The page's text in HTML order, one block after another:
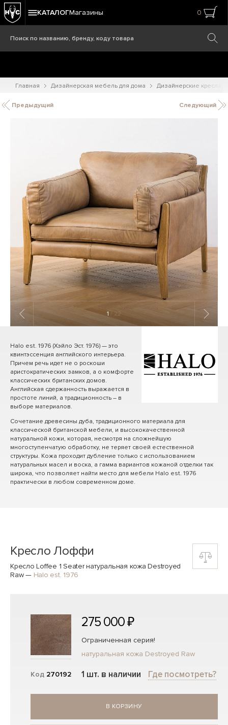
КАТАЛОГМагазины 0
Главная Дизайнерская мебель для дома Дизайнерские кресла
Предыдущий Следующий
1 / 22
Halo est. 1976 (Хэйло Эст. 1976) — это
квинтэссенция английского интерьера.
Причем речь идет не о роскоши
аристократических замков, а о комфорте
классических британских домов.
Английская сдержанность выражается в
простоте линий, а традиционность – в
выборе материалов.
Сочетание древесины дуба, традиционного материала для
классической британской мебели, и высококачественной
натуральной кожи, которая, несмотря на сложнейшую
многоступенчатую обработку, не теряет своей естественной
структуры. Кожа проходит дубление только с использованием
натуральных масел и воска, а гамма вариантов кожаной отделки так
широка, что позволяет найти место для мебели Halo est. 1976
практически в любом современном доме.
Кресло Лоффи
Кресло Loffee 1 Seater натуральная кожа Destroyed
Raw— Halo est. 1976
Код 270192
275 000 ₽
Ограниченная серия!
натуральная кожа Destroyed Raw
1 шт. в наличии Где посмотреть?
В КОРЗИНУ